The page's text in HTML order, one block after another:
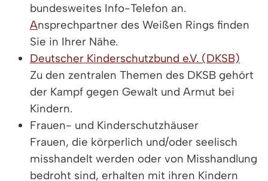
bundesweites Info-Telefon an.
Ansprechpartner des Weißen Rings finden
Sie in Ihrer Nähe.
Deutscher Kinderschutzbund e.V. (DKSB)
Zu den zentralen Themen des DKSB gehört
der Kampf gegen Gewalt und Armut bei
Kindern.
Frauen- und Kinderschutzhäuser
Frauen, die körperlich und/oder seelisch
misshandelt werden oder von Misshandlung
bedroht sind, erhalten mit ihren Kindern